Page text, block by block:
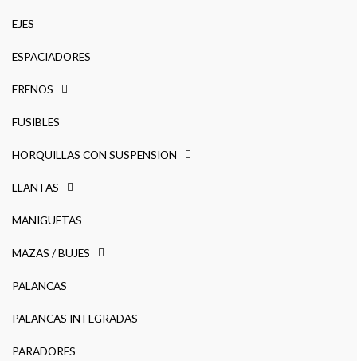
EJES
ESPACIADORES
FRENOS
FUSIBLES
HORQUILLAS CON SUSPENSION
LLANTAS
MANIGUETAS
MAZAS / BUJES
PALANCAS
PALANCAS INTEGRADAS
PARADORES